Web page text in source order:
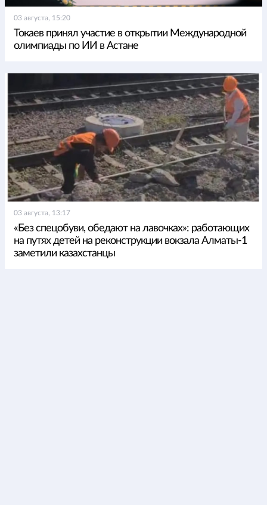
03 августа, 15:20
Токаев принял участие в открытии Международной
олимпиады по ИИ в Астане
03 августа, 13:17
«Без спецобуви, обедают на лавочках»: работающих
на путях детей на реконструкции вокзала Алматы-1
заметили казахстанцы